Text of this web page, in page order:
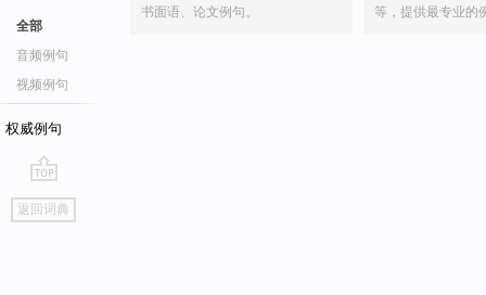
全部
音频例句
视频例句
权威例句
go
top
返回词典
书面语、论文例句。
等，提供最专业的